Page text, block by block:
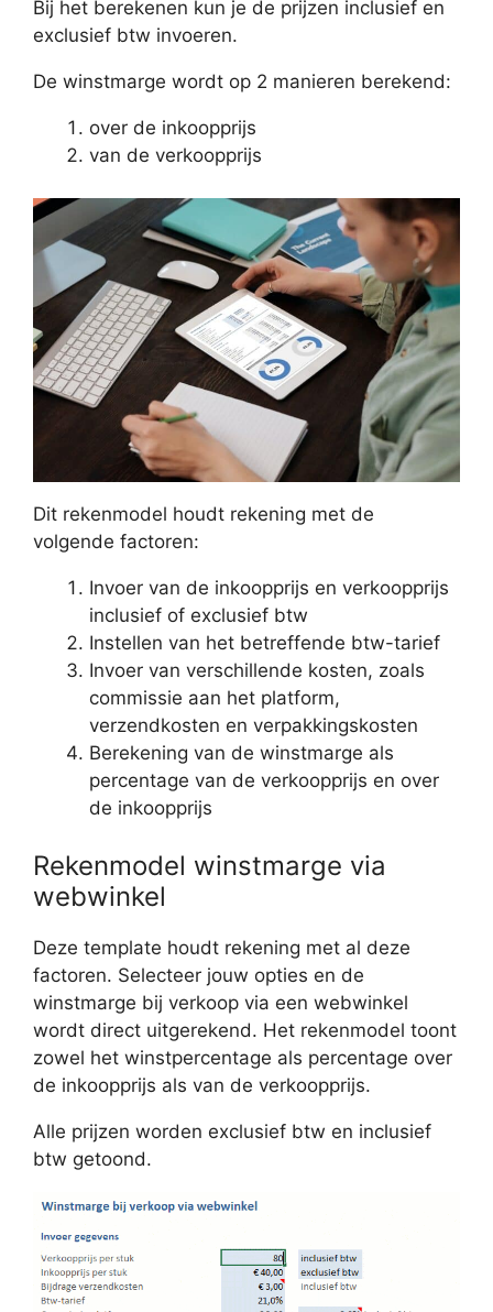
Bij het berekenen kun je de prijzen inclusief en
exclusief btw invoeren.
De winstmarge wordt op 2 manieren berekend:
over de inkoopprijs
van de verkoopprijs
Dit rekenmodel houdt rekening met de
volgende factoren:
Invoer van de inkoopprijs en verkoopprijs
inclusief of exclusief btw
Instellen van het betreffende btw-tarief
Invoer van verschillende kosten, zoals
commissie aan het platform,
verzendkosten en verpakkingskosten
Berekening van de winstmarge als
percentage van de verkoopprijs en over
de inkoopprijs
Rekenmodel winstmarge via
webwinkel
Deze template houdt rekening met al deze
factoren. Selecteer jouw opties en de
winstmarge bij verkoop via een webwinkel
wordt direct uitgerekend. Het rekenmodel toont
zowel het winstpercentage als percentage over
de inkoopprijs als van de verkoopprijs.
Alle prijzen worden exclusief btw en inclusief
btw getoond.